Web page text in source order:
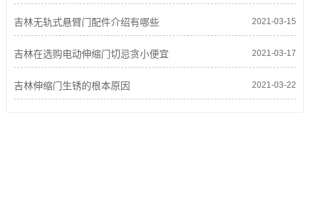
吉林无轨式悬臂门配件介绍有哪些 2021-03-15
吉林在选购电动伸缩门切忌贪小便宜 2021-03-17
吉林伸缩门生锈的根本原因 2021-03-22